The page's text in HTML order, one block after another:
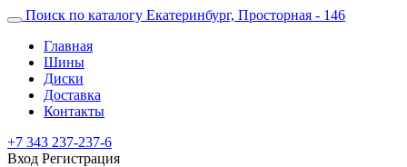
Поиск по каталогу Екатеринбург, Просторная - 146
Главная
Шины
Диски
Доставка
Контакты
+7 343 237-237-6
Вход Регистрация